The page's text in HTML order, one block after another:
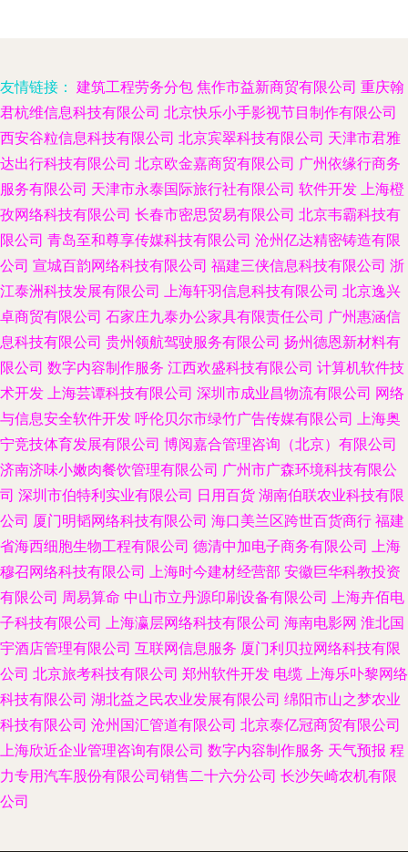
友情链接： 建筑工程劳务分包 焦作市益新商贸有限公司 重庆翰
君杭维信息科技有限公司 北京快乐小手影视节目制作有限公司
西安谷粒信息科技有限公司 北京宾翠科技有限公司 天津市君雅
达出行科技有限公司 北京欧金嘉商贸有限公司 广州依缘行商务
服务有限公司 天津市永泰国际旅行社有限公司 软件开发 上海橙
孜网络科技有限公司 长春市密思贸易有限公司 北京韦霸科技有
限公司 青岛至和尊享传媒科技有限公司 沧州亿达精密铸造有限
公司 宣城百韵网络科技有限公司 福建三侠信息科技有限公司 浙
江泰洲科技发展有限公司 上海轩羽信息科技有限公司 北京逸兴
卓商贸有限公司 石家庄九泰办公家具有限责任公司 广州惠涵信
息科技有限公司 贵州领航驾驶服务有限公司 扬州德恩新材料有
限公司 数字内容制作服务 江西欢盛科技有限公司 计算机软件技
术开发 上海芸谭科技有限公司 深圳市成业昌物流有限公司 网络
与信息安全软件开发 呼伦贝尔市绿竹广告传媒有限公司 上海奥
宁竞技体育发展有限公司 博阅嘉合管理咨询（北京）有限公司
济南济味小嫩肉餐饮管理有限公司 广州市广森环境科技有限公
司 深圳市伯特利实业有限公司 日用百货 湖南伯联农业科技有限
公司 厦门明韬网络科技有限公司 海口美兰区跨世百货商行 福建
省海西细胞生物工程有限公司 德清中加电子商务有限公司 上海
穆召网络科技有限公司 上海时今建材经营部 安徽巨华科教投资
有限公司 周易算命 中山市立丹源印刷设备有限公司 上海卉佰电
子科技有限公司 上海瀛层网络科技有限公司 海南电影网 淮北国
宇酒店管理有限公司 互联网信息服务 厦门利贝拉网络科技有限
公司 北京旅考科技有限公司 郑州软件开发 电缆 上海乐卟黎网络
科技有限公司 湖北益之民农业发展有限公司 绵阳市山之梦农业
科技有限公司 沧州国汇管道有限公司 北京泰亿冠商贸有限公司
上海欣近企业管理咨询有限公司 数字内容制作服务 天气预报 程
力专用汽车股份有限公司销售二十六分公司 长沙矢崎农机有限
公司